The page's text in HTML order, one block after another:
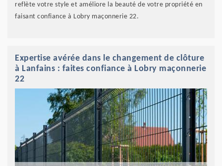
reflète votre style et améliore la beauté de votre propriété en
faisant confiance à Lobry maçonnerie 22.
Expertise avérée dans le changement de clôture
à Lanfains : faites confiance à Lobry maçonnerie
22